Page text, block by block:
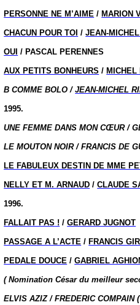
PERSONNE NE M’AIME / MARION
CHACUN POUR TOI /JEAN-
OUI / PASCAL PERENNES
AUX PETITS BONHEURS /
B COMME BOLO /JEAN-MICHEL
1995.
UNE FEMME DANS MON CŒUR /
LE MOUTON NOIR / FRANCIS DE
LE FABULEUX DESTIN DE MME
NELLY ET M. ARNAUD /CLAUDE
1996.
FALLAIT PAS ! /GERARD JUGNOT
PASSAGE A L’ACTE / FRANCIS
PEDALE DOUCE /GABRIEL
( Nomination César du meilleur
ELVIS AZIZ / FREDERIC COMPAIN